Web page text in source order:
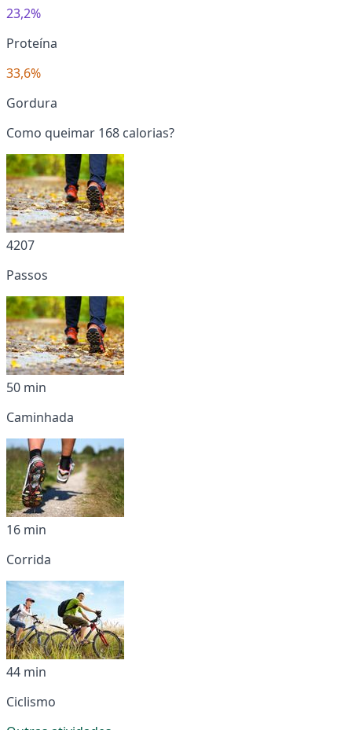
23,2%
Proteína
33,6%
Gordura
Como queimar 168 calorias?
4207
Passos
50 min
Caminhada
16 min
Corrida
44 min
Ciclismo